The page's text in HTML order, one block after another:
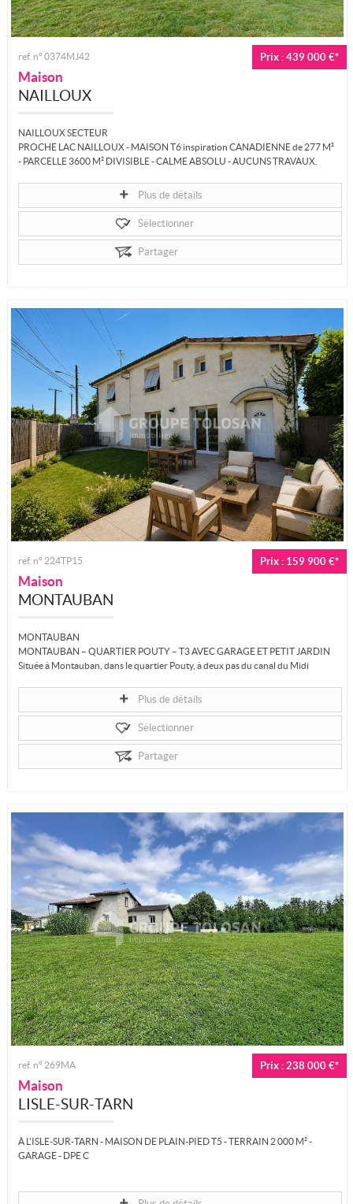
Prix : 439 000 €*
ref. n° 0374MJ42
Maison
NAILLOUX
NAILLOUX SECTEUR
PROCHE LAC NAILLOUX - MAISON T6 inspiration CANADIENNE de 277 M²
- PARCELLE 3600 M² DIVISIBLE - CALME ABSOLU - AUCUNS TRAVAUX.
Plus de détails
Sélectionner
Partager
Prix : 159 900 €*
ref. n° 224TP15
Maison
MONTAUBAN
MONTAUBAN
MONTAUBAN – QUARTIER POUTY – T3 AVEC GARAGE ET PETIT JARDIN
Située à Montauban, dans le quartier Pouty, à deux pas du canal du Midi
Plus de détails
Sélectionner
Partager
Prix : 238 000 €*
ref. n° 269MA
Maison
LISLE-SUR-TARN
À L'ISLE-SUR-TARN - MAISON DE PLAIN-PIED T5 - TERRAIN 2 000 M² -
GARAGE - DPE C